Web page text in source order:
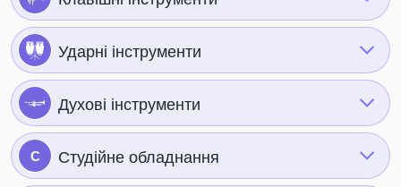
Ударні інструменти
Духові інструменти
С Студійне обладнання